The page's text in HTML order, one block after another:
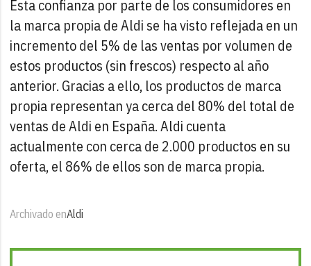
Esta confianza por parte de los consumidores en
la marca propia de Aldi se ha visto reflejada en un
incremento del 5% de las ventas por volumen de
estos productos (sin frescos) respecto al año
anterior. Gracias a ello, los productos de marca
propia representan ya cerca del 80% del total de
ventas de Aldi en España. Aldi cuenta
actualmente con cerca de 2.000 productos en su
oferta, el 86% de ellos son de marca propia.
Archivado enAldi